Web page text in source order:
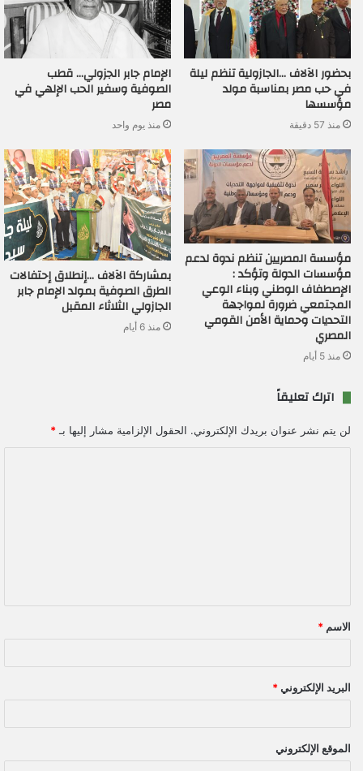
بحضور الآلاف …الجازولية تنظم ليلة
في حب مصر بمناسبة مولد
مؤسسها
منذ 57 دقيقة
الإمام جابر الجزولي… قطب
الصوفية وسفير الحب الإلهي في
مصر
منذ يوم واحد
مؤسسة المصريين تنظم ندوة لدعم
مؤسسات الدولة وتؤكد :
الإصطفاف الوطني وبناء الوعي
المجتمعي ضرورة لمواجهة
التحديات وحماية الأمن القومي
المصري
منذ 5 أيام
بمشاركة الآلاف …إنطلاق إحتفالات
الطرق الصوفية بمولد الإمام جابر
الجازولي الثلاثاء المقبل
منذ 6 أيام
اترك تعليقاً
لن يتم نشر عنوان بريدك الإلكتروني. الحقول الإلزامية مشار إليها بـ *
ق
*
الاسم *
البريد الإلكتروني *
الموقع الإلكتروني